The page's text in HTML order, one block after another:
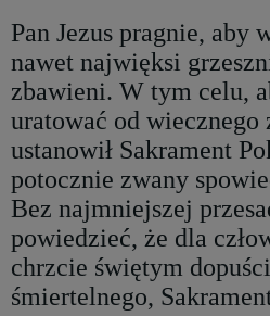
Pan Jezus pragnie, aby
nawet najwięksi
zbawieni. W tym celu,
uratować od wiecznego
ustanowił Sakrament
potocznie zwany
Bez najmniejszej
powiedzieć, że dla
chrzcie świętym
śmiertelnego,